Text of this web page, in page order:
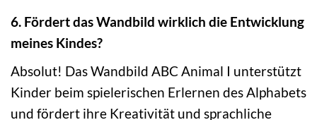
6. Fördert das Wandbild wirklich die Entwicklung
meines Kindes?
Absolut! Das Wandbild ABC Animal I unterstützt
Kinder beim spielerischen Erlernen des Alphabets
und fördert ihre Kreativität und sprachliche